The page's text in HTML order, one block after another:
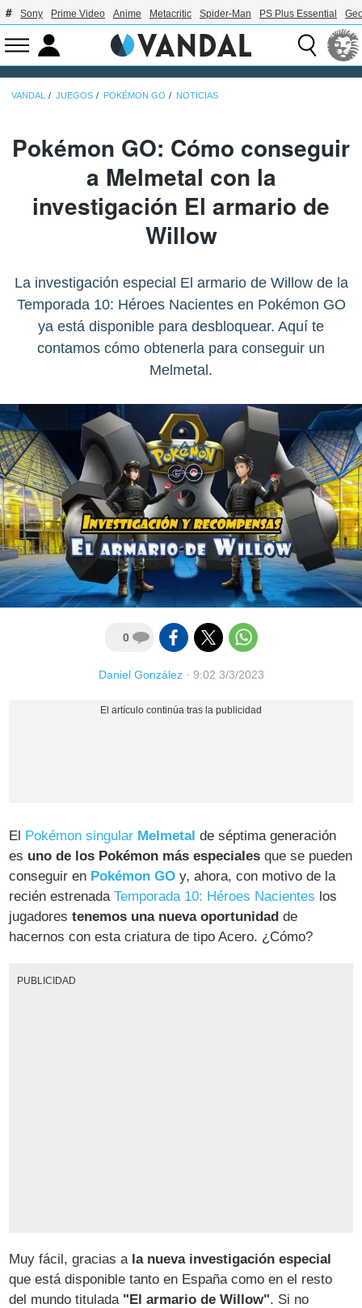
Sony Prime Video Anime Metacritic Spider-Man PS Plus Essential
VANDAL JUEGOS POKÉMON GO NOTICIAS
Pokémon GO: Cómo conseguir
a Melmetal con la
investigación El armario de
Willow
La investigación especial El armario de Willow de la
Temporada 10: Héroes Nacientes en Pokémon GO
ya está disponible para desbloquear. Aquí te
contamos cómo obtenerla para conseguir un
Melmetal.
0
Daniel González· 9:02 3/3/2023
El Pokémon singular Melmetal de séptima generación
es uno de los Pokémon más especiales que se pueden
conseguir en Pokémon GO y, ahora, con motivo de la
recién estrenadaTemporada 10: Héroes Nacientes los
jugadorestenemos una nueva oportunidad de
hacernos con esta criatura de tipo Acero. ¿Cómo?
PUBLICIDAD
Muy fácil, gracias a la nueva investigación especial
que está disponible tanto en España como en el resto
del mundo titulada "El armario de Willow". Si no